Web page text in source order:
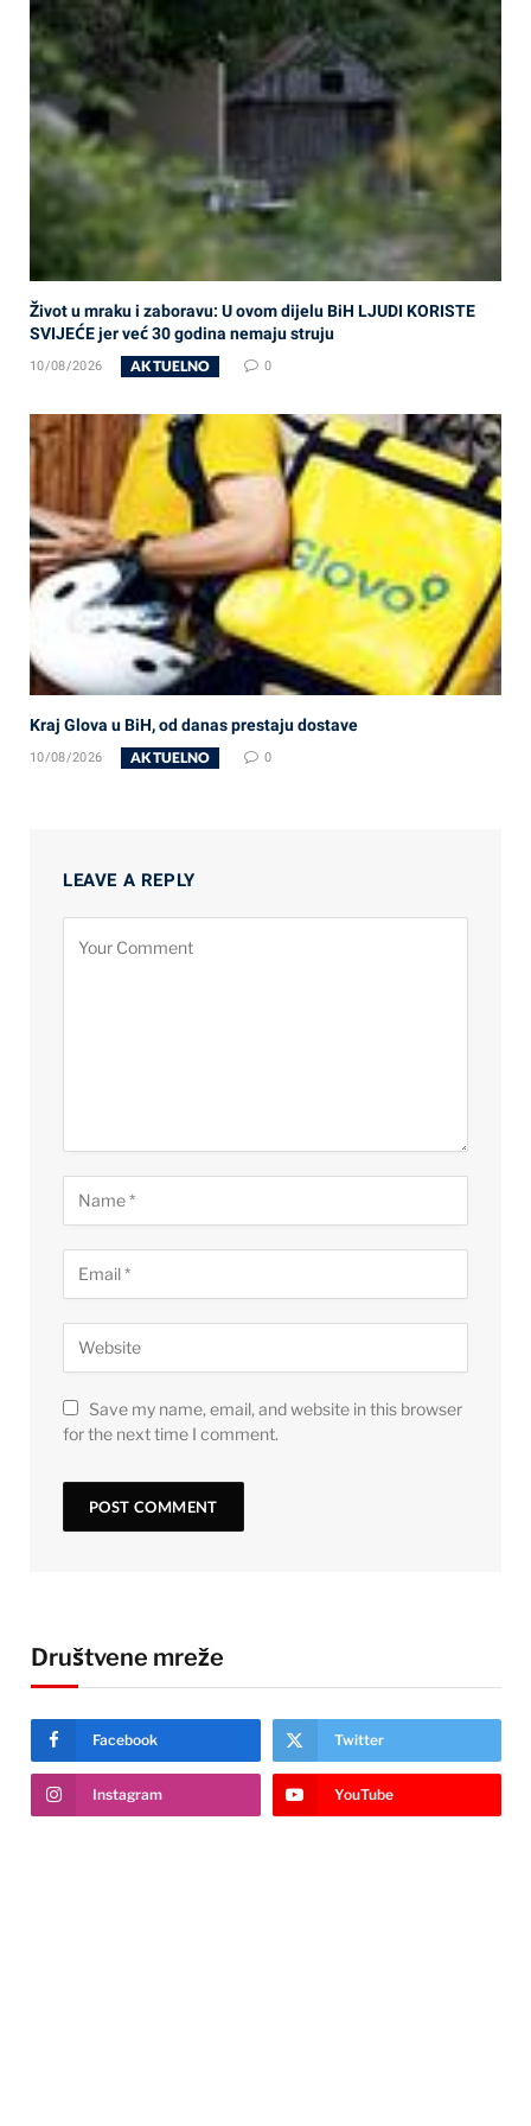
Život u mraku i zaboravu: U ovom dijelu BiH LJUDI KORISTE
SVIJEĆE jer već 30 godina nemaju struju
10/08/2026 AKTUELNO 0
Kraj Glova u BiH, od danas prestaju dostave
10/08/2026 AKTUELNO 0
LEAVE A REPLY
Save my name, email, and website in this browser
for the next time I comment.
Društvene mreže
Facebook Twitter
Instagram YouTube